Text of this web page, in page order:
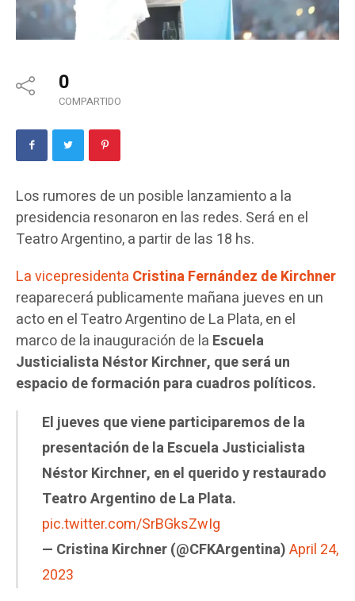
0
COMPARTIDO
Los rumores de un posible lanzamiento a la
presidencia resonaron en las redes. Será en el
Teatro Argentino, a partir de las 18 hs.
La vicepresidenta Cristina Fernández de Kirchner
reaparecerá publicamente mañana jueves en un
acto en el Teatro Argentino de La Plata, en el
marco de la inauguración de la Escuela
Justicialista Néstor Kirchner, que será un
espacio de formación para cuadros políticos.
El jueves que viene participaremos de la
presentación de la Escuela Justicialista
Néstor Kirchner, en el querido y restaurado
Teatro Argentino de La Plata.
pic.twitter.com/SrBGksZwIg
— Cristina Kirchner (@CFKArgentina)April 24,
2023